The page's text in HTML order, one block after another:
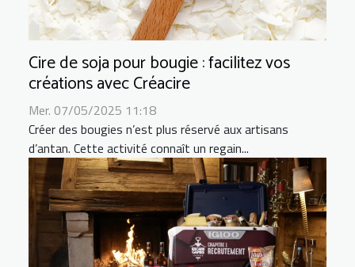
Cire de soja pour bougie : facilitez vos
créations avec Créacire
Mer. 07/05/2025 11:18
Créer des bougies n’est plus réservé aux artisans
d’antan. Cette activité connaît un regain...